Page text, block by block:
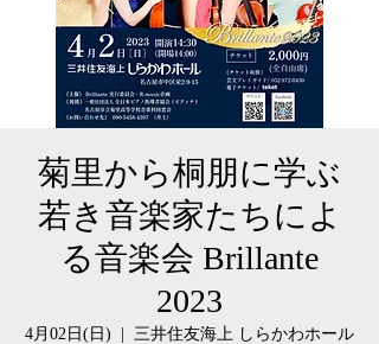
菊里から桐朋に学ぶ
若き音楽家たちによ
る音楽会 Brillante
2023
4月02日(日) 三井住友海上 しらかわホール